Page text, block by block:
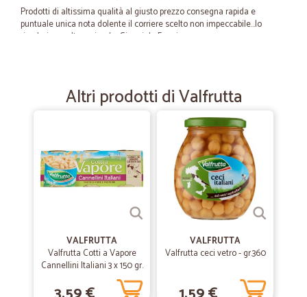
Prodotti di altissima qualità al giusto prezzo consegna rapida e
puntuale unica nota dolente il corriere scelto non impeccabile...lo
rivedrei con altre aziende. Gianni da Foggia
Consegna rapida e precisa.
30/06/2020
—Francesca C.
Consigliato
Tempi rispettati consegna perfetta!
29/05/2020
— Andrea P.
Ottimo store per la spesa online
Ottimo store per la spesa online. Articoli arrivati puntualmente sia in
Altri prodotti di Valfrutta
VALFRUTTA
Valfrutta Cotti a Vapore
Cannellini Italiani 3 x 150 gr.
VALFRUTTA
Valfrutta ceci vetro - gr.360